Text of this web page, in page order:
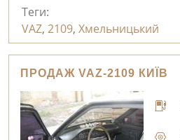
Теги:
VAZ, 2109, Хмельницький
ПРОДАЖ VAZ-2109 КИЇВ